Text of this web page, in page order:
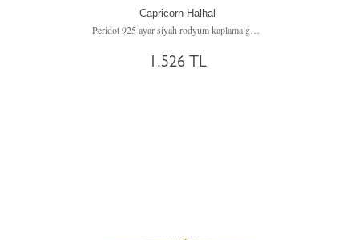
Capricorn Halhal
Peridot 925 ayar siyah rodyum kaplama gümüş bilezik (20 cm rose altın rolo zincir)
1.526 TL